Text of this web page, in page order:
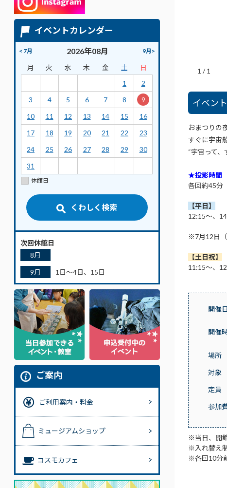
イベントカレンダー
< 7月 2026年08月 9月>
月 火 水 木 金 土
日
1
2
3
4 5 6 7 8
9
10
11 12 13 14 15
16
17
18 19 20 21 22
23
24
25 26 27 28 29
30
31
休館日
くわしく検索
次回休館日
8月
9月 1日～4日、15日
ご案内
ご利用案内・料金
ミュージアムショップ
コスモカフェ
1 /1
イベン
おまつりの
すぐに宇宙
“宇宙って
★投影時間
各回約45分
【平日】
12:15～、
※7月12日（
【土日祝】
11:15～、
開催日
開催
場所
対象
定員
参加
※当日、開
※入れ替え
※各回10分